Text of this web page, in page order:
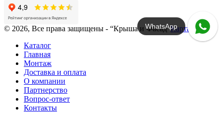
© 2026, Все права защищены - “Крыша и Фасад”Карта сайта
Каталог
Главная
Монтаж
Доставка и оплата
О компании
Партнерство
Вопрос-ответ
Контакты
WhatsApp